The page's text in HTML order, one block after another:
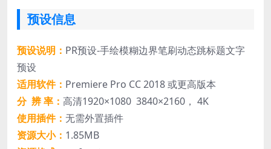
预设信息
预设说明： PR预设-手绘模糊边界笔刷动态跳标题文字
预设
适用软件： Premiere Pro CC 2018 或更高版本
分 辨 率： 高清1920×1080 3840×2160， 4K
使用插件： 无需外置插件
资源大小： 1.85MB